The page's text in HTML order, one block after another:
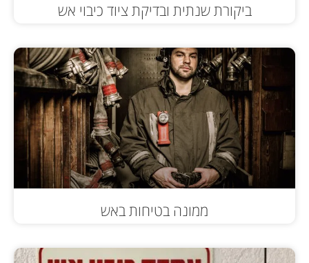
ביקורת שנתית ובדיקת ציוד כיבוי אש
ממונה בטיחות באש